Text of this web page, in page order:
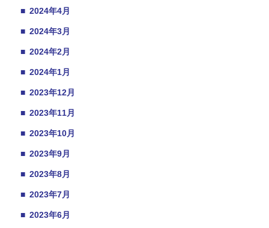
■ 2024年4月
■ 2024年3月
■ 2024年2月
■ 2024年1月
■ 2023年12月
■ 2023年11月
■ 2023年10月
■ 2023年9月
■ 2023年8月
■ 2023年7月
■ 2023年6月